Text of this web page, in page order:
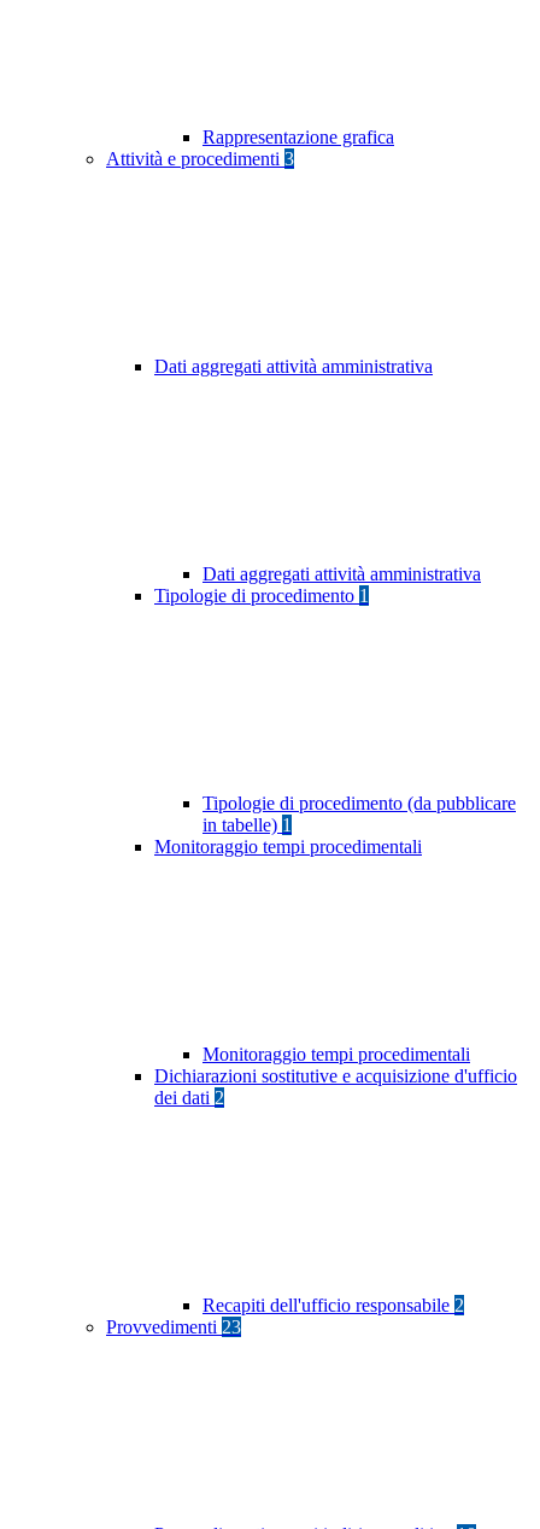
Rappresentazione grafica
Attività e procedimenti 3
Dati aggregati attività amministrativa
Dati aggregati attività amministrativa
Tipologie di procedimento 1
Tipologie di procedimento (da pubblicare
in tabelle) 1
Monitoraggio tempi procedimentali
Monitoraggio tempi procedimentali
Dichiarazioni sostitutive e acquisizione d'ufficio
dei dati 2
Recapiti dell'ufficio responsabile 2
Provvedimenti 23